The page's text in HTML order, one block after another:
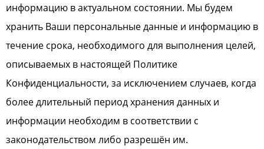
информацию в актуальном состоянии. Мы будем
хранить Ваши персональные данные и информацию в
течение срока, необходимого для выполнения целей,
описываемых в настоящей Политике
Конфиденциальности, за исключением случаев, когда
более длительный период хранения данных и
информации необходим в соответствии с
законодательством либо разрешён им.